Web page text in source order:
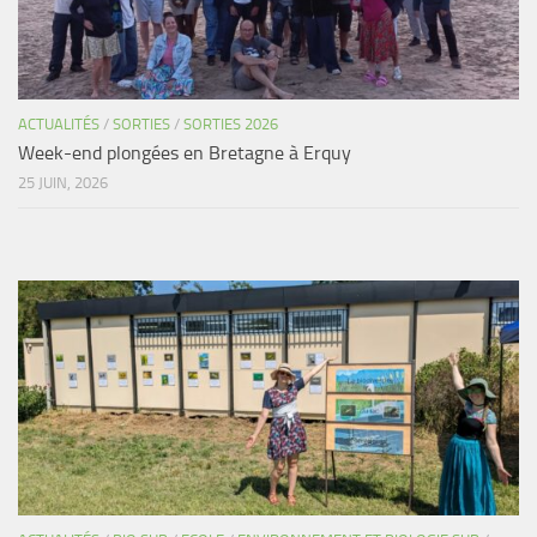
ACTUALITÉS / SORTIES / SORTIES 2026
Week-end plongées en Bretagne à Erquy
25 JUIN, 2026